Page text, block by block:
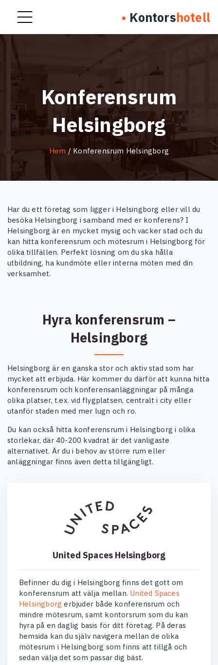
Kontorshotell
Konferensrum
Helsingborg
Hem / Konferensrum Helsingborg
Har du ett företag som ligger i Helsingborg eller vill du
besöka Helsingborg i samband med er konferens? I
Helsingborg är en mycket mysig och vacker stad och du
kan hitta konferensrum och mötesrum i Helsingborg för
olika tillfällen. Perfekt lösning om du ska hålla
utbildning, ha kundmöte eller interna möten med din
verksamhet.
Hyra konferensrum –
Helsingborg
Helsingborg är en ganska stor och aktiv stad som har
mycket att erbjuda. Här kommer du därför att kunna hitta
konferensrum och konferensanläggningar på många
olika platser, t.ex. vid flygplatsen, centralt i city eller
utanför staden med mer lugn och ro.
Du kan också hitta konferensrum i Helsingborg i olika
storlekar, där 40-200 kvadrat är det vanligaste
alternativet. Är du i behov av större rum eller
anläggningar finns även detta tillgängligt.
United Spaces Helsingborg
Befinner du dig i Helsingborg finns det gott om
konferensrum att välja mellan. United Spaces
Helsingborg erbjuder både konferensrum och
mindre mötesrum, samt kontorsrum som du kan
hyra på en daglig basis för ditt företag. På deras
hemsida kan du själv navigera mellan de olika
mötesrum i Helsingborg som finns att tillgå och
sedan välja det som passar dig bäst.